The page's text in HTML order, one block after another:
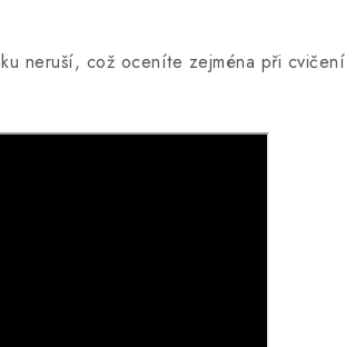
neruší, což oceníte zejména při cvičení